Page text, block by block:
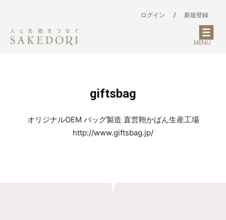
ログイン / 新規登録
MENU
giftsbag
オリジナルOEM バッグ製造 直営鞄かばん生産工場
http://www.giftsbag.jp/